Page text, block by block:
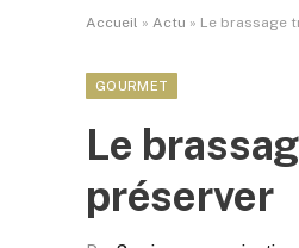
Accueil » Actu » Le brassage
GOURMET
Le
préserver